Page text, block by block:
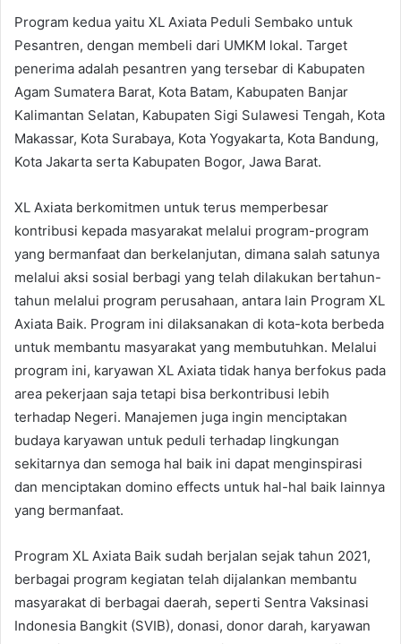
Program kedua yaitu XL Axiata Peduli Sembako untuk
Pesantren, dengan membeli dari UMKM lokal. Target
penerima adalah pesantren yang tersebar di Kabupaten
Agam Sumatera Barat, Kota Batam, Kabupaten Banjar
Kalimantan Selatan, Kabupaten Sigi Sulawesi Tengah, Kota
Makassar, Kota Surabaya, Kota Yogyakarta, Kota Bandung,
Kota Jakarta serta Kabupaten Bogor, Jawa Barat.
XL Axiata berkomitmen untuk terus memperbesar
kontribusi kepada masyarakat melalui program-program
yang bermanfaat dan berkelanjutan, dimana salah satunya
melalui aksi sosial berbagi yang telah dilakukan bertahun-
tahun melalui program perusahaan, antara lain Program XL
Axiata Baik. Program ini dilaksanakan di kota-kota berbeda
untuk membantu masyarakat yang membutuhkan. Melalui
program ini, karyawan XL Axiata tidak hanya berfokus pada
area pekerjaan saja tetapi bisa berkontribusi lebih
terhadap Negeri. Manajemen juga ingin menciptakan
budaya karyawan untuk peduli terhadap lingkungan
sekitarnya dan semoga hal baik ini dapat menginspirasi
dan menciptakan domino effects untuk hal-hal baik lainnya
yang bermanfaat.
Program XL Axiata Baik sudah berjalan sejak tahun 2021,
berbagai program kegiatan telah dijalankan membantu
masyarakat di berbagai daerah, seperti Sentra Vaksinasi
Indonesia Bangkit (SVIB), donasi, donor darah, karyawan